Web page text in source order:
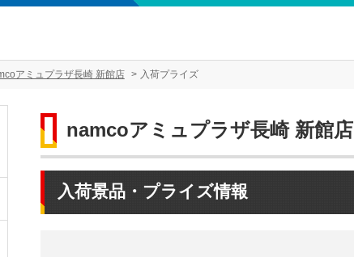
アミュプラザ長崎 新館店 入荷プライズ
namcoアミュプラザ長崎 新館店
入荷景品・プライズ情報